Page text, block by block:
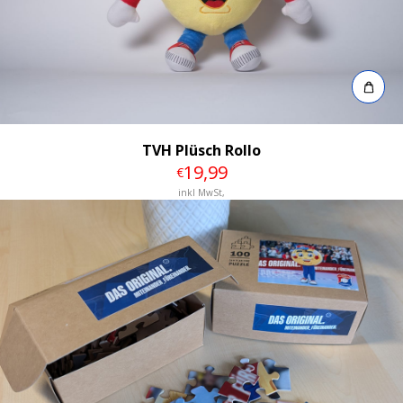
TVH Plüsch Rollo
€19,99
inkl MwSt,